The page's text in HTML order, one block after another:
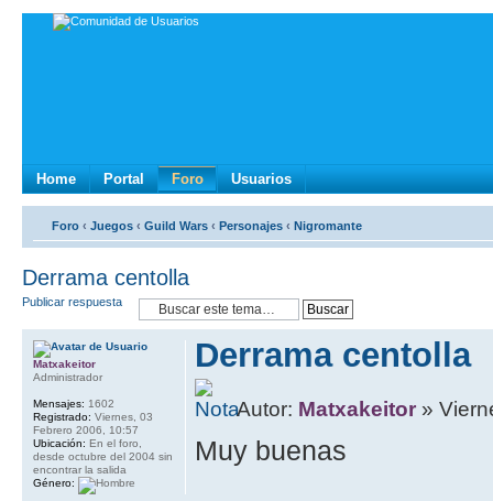
Home Portal Foro Usuarios
Foro ‹ Juegos ‹ Guild Wars ‹ Personajes ‹ Nigromante
Derrama centolla
Publicar respuesta
Derrama centolla
Autor: Matxakeitor »
Muy buenas
Matxakeitor
Administrador
Mensajes: 1602
Registrado: Viernes, 03
Febrero 2006, 10:57
Ubicación: En el foro,
desde octubre del 2004 sin
encontrar la salida
Género: